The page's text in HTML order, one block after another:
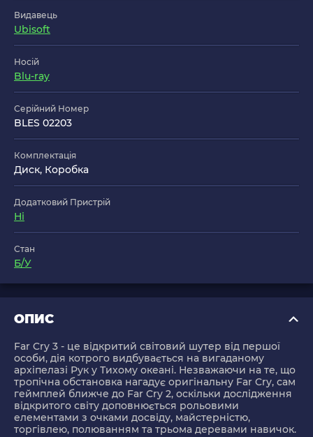
Видавець
Ubisoft
Носій
Blu-ray
Серійний Номер
BLES 02203
Комплектація
Диск, Коробка
Додатковий Пристрій
Ні
Стан
Б/У
ОПИС
Far Cry 3 - це відкритий світовий шутер від першої
особи, дія котрого видбувається на вигаданому
архіпелазі Рук у Тихому океані. Незважаючи на те, що
тропічна обстановка нагадує оригінальну Far Cry, сам
геймплей ближче до Far Cry 2, оскільки дослідження
відкритого світу доповнюється рольовими
елементами з очками досвіду, майстерністю,
торгівлею, полюванням та трьома деревами навичок.